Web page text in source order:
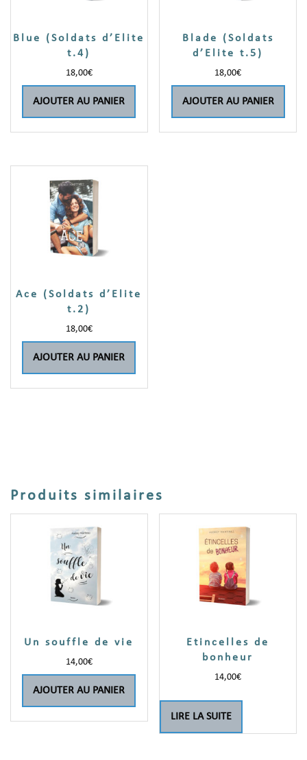
Blue (Soldats d’Elite
t.4)
18,00€
AJOUTER AU PANIER
Blade (Soldats
d’Elite t.5)
18,00€
AJOUTER AU PANIER
Ace (Soldats d’Elite
t.2)
18,00€
AJOUTER AU PANIER
Produits similaires
Un souffle de vie
14,00€
AJOUTER AU PANIER
Etincelles de
bonheur
14,00€
LIRE LA SUITE